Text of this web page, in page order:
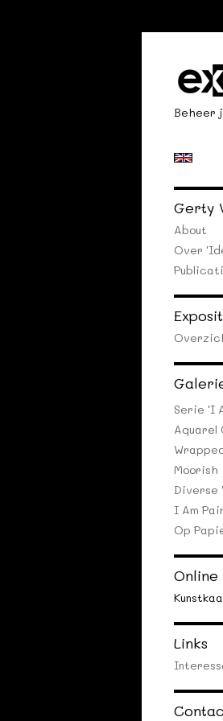
Beheer
Gerty
About
Over
Serie 'I
Aquarel
Moorish
Diverse
I Am
Op
Online
Links